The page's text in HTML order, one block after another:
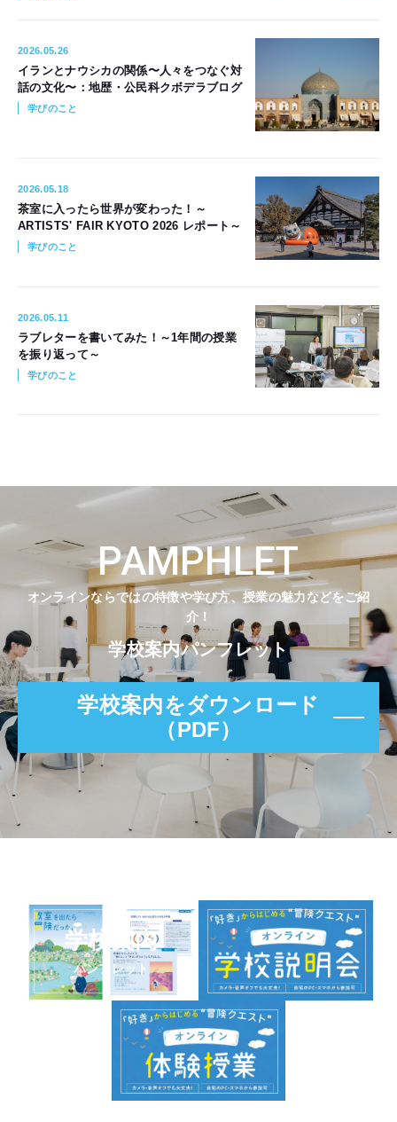
2026.05.26
イランとナウシカの関係〜人々をつなぐ対
話の文化〜：地歴・公民科クボデラブログ
学びのこと
2026.05.18
茶室に入ったら世界が変わった！～
ARTISTS' FAIR KYOTO 2026 レポート～
学びのこと
2026.05.11
ラブレターを書いてみた！～1年間の授業
を振り返って～
学びのこと
PAMPHLET
オンラインならではの特徴や学び方、授業の魅力などをご紹
介！
学校案内パンフレット
学校案内をダウンロード
（PDF）
学校案内
パンフレット